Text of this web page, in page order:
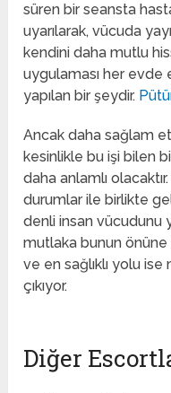
süren bir seansta
uyarılarak, vücuda
kendini daha mutlu
uygulaması her evde
yapılan bir şeydir.
Ancak daha sağlam
kesinlikle bu işi bilen
daha anlamlı
durumlar ile birlikte
denli insan vücudunu
mutlaka bunun
ve en sağlıklı yolu ise
çıkıyor.
Diğer